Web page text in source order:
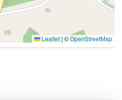
Leaflet | ©OpenStreetMap